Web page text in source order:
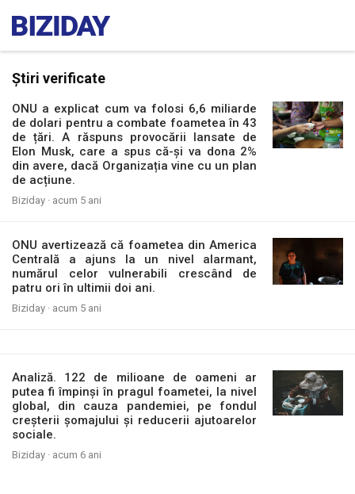
Știri verificate
ONU a explicat cum va folosi 6,6 miliarde
de dolari pentru a combate foametea în 43
de țări. A răspuns provocării lansate de
Elon Musk, care a spus că-și va dona 2%
din avere, dacă Organizația vine cu un plan
de acțiune.
Biziday · acum 5 ani
ONU avertizează că foametea din America
Centrală a ajuns la un nivel alarmant,
numărul celor vulnerabili crescând de
patru ori în ultimii doi ani.
Biziday · acum 5 ani
Analiză. 122 de milioane de oameni ar
putea fi împinși în pragul foametei, la nivel
global, din cauza pandemiei, pe fondul
creșterii șomajului și reducerii ajutoarelor
sociale.
Biziday · acum 6 ani